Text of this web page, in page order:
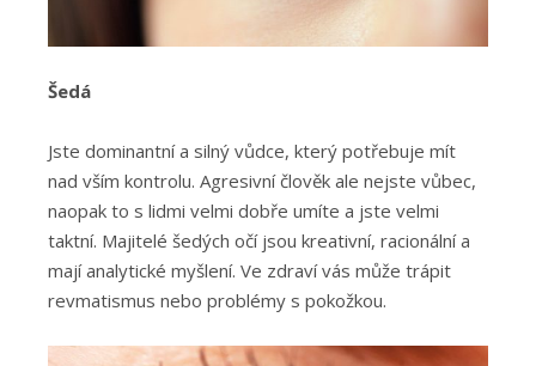
Šedá
Jste dominantní a silný vůdce, který potřebuje mít
nad vším kontrolu. Agresivní člověk ale nejste vůbec,
naopak to s lidmi velmi dobře umíte a jste velmi
taktní. Majitelé šedých očí jsou kreativní, racionální a
mají analytické myšlení. Ve zdraví vás může trápit
revmatismus nebo problémy s pokožkou.